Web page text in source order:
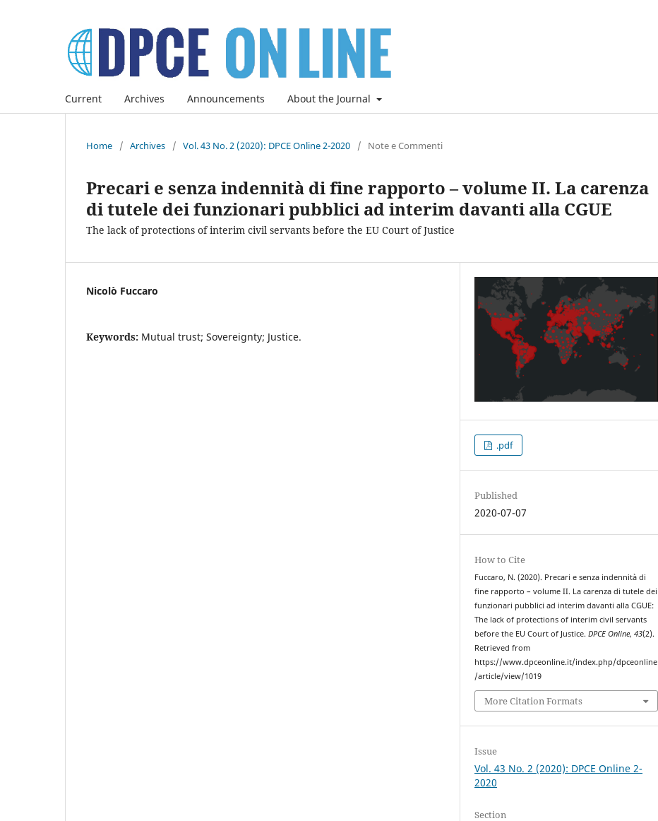
Current Archives Announcements About the Journal
Home / Archives / Vol. 43 No. 2 (2020): DPCE Online 2-2020 / Note e Commenti
Precari e senza indennità di fine rapporto – volume II. La carenza
di tutele dei funzionari pubblici ad interim davanti alla CGUE
The lack of protections of interim civil servants before the EU Court of Justice
Nicolò Fuccaro
Keywords: Mutual trust; Sovereignty; Justice.
.pdf
Published
2020-07-07
How to Cite
Fuccaro, N. (2020). Precari e senza indennità di
fine rapporto – volume II. La carenza di tutele dei
funzionari pubblici ad interim davanti alla CGUE:
The lack of protections of interim civil servants
before the EU Court of Justice.DPCE Online,43(2).
Retrieved from
https://www.dpceonline.it/index.php/dpceonline
/article/view/1019
More Citation Formats
Issue
Vol. 43 No. 2 (2020): DPCE Online 2-
2020
Section